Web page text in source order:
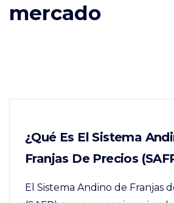
mercado
¿Qué Es El Sistema
Franjas De Precios
El Sistema Andino de Franjas